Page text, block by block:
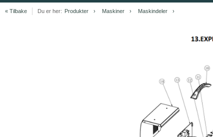
« Tilbake Du er her: Produkter Maskiner Maskindeler